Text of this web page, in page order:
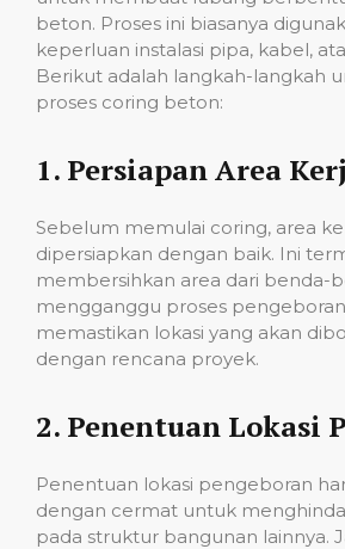
beton. Proses ini biasanya
keperluan instalasi pipa, kabel,
Berikut adalah langkah-langkah
proses coring beton:
1. Persiapan Area
Sebelum memulai coring, area
dipersiapkan dengan baik. Ini
membersihkan area dari benda-
mengganggu proses
memastikan lokasi yang akan
dengan rencana proyek.
2. Penentuan Lokasi
Penentuan lokasi pengeboran
dengan cermat untuk
pada struktur bangunan lainnya.